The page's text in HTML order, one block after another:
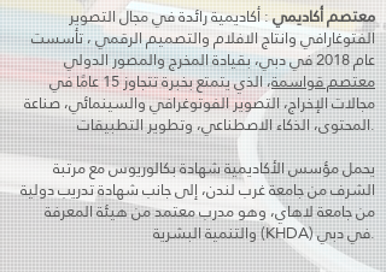
معتصم أكاديمي: أكاديمية رائدة في مجال التصوير
الفتوغارافي وانتاج الافلام والتصميم الرقمي ، تأسست
عام 2018 في دبي، بقيادة المخرج والمصور الدولي
معتصم قواسمة ، الذي يتمتع بخبرة تتجاوز 15 عامًا في
مجالات الإخراج، التصوير الفوتوغرافي والسينمائي، صناعة
المحتوى، الذكاء الاصطناعي، وتطوير التطبيقات.
يحمل مؤسس الأكاديمية شهادة بكالوريوس مع مرتبة
الشرف من جامعة غرب لندن، إلى جانب شهادة تدريب دولية
من جامعة لاهاي، وهو مدرب معتمد من هيئة المعرفة
والتنمية البشرية (KHDA) في دبي.